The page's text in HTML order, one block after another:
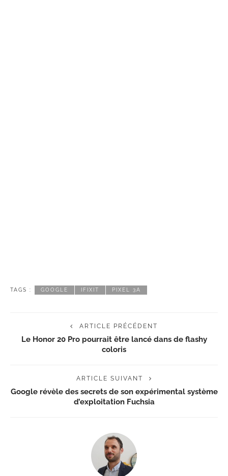
TAGS : GOOGLE IFIXIT PIXEL 3A
ARTICLE PRÉCÉDENT
Le Honor 20 Pro pourrait être lancé dans de flashy
coloris
ARTICLE SUIVANT
Google révèle des secrets de son expérimental système
d’exploitation Fuchsia